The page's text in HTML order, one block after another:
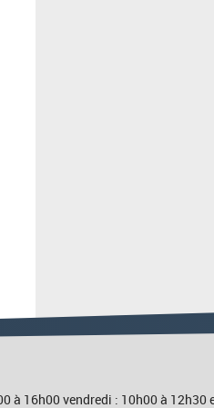
à 16h00 vendredi : 10h00 à 12h30